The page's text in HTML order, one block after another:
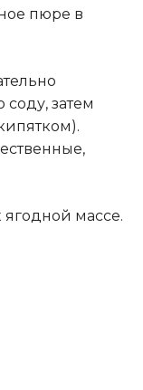
пюре в
затем
ягодной массе.